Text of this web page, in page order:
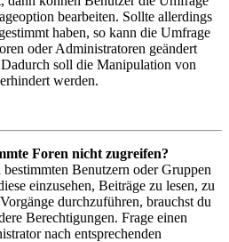
bearbeiten. Sollte allerdings
haben, so kann die Umfrage
oder Administratoren geändert
soll die Manipulation von
werden.
Foren nicht zugreifen?
Benutzern oder Gruppen
einzusehen, Beiträge zu lesen, zu
durchzuführen, brauchst du
Berechtigungen. Frage einen
nach entsprechenden